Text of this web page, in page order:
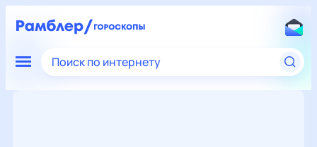
Поиск по интернету